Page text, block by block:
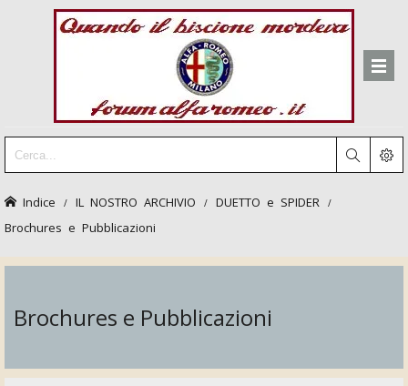
Indice IL NOSTRO ARCHIVIO DUETTO e SPIDER
Brochures e Pubblicazioni
Brochures e Pubblicazioni